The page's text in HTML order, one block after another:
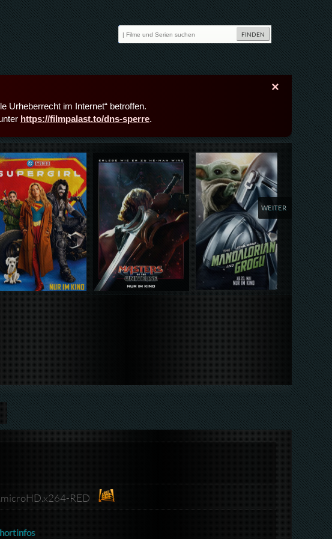
×
Urheberrecht im Internet“ betroffen.
https://filmpalast.to/dns-sperre.
Details,Play Details,Play Details,Play
WEITER
RED